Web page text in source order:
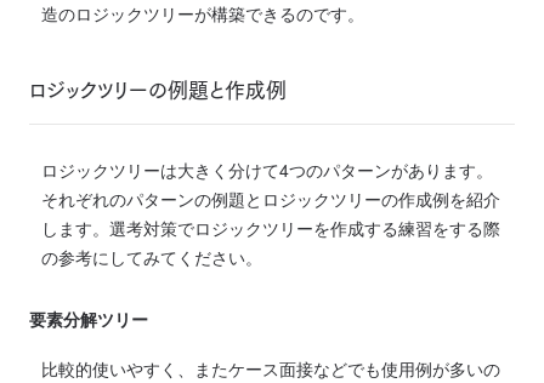
造のロジックツリーが構築できるのです。
ロジックツリーの例題と作成例
ロジックツリーは大きく分けて4つのパターンがあります。
それぞれのパターンの例題とロジックツリーの作成例を紹介
します。選考対策でロジックツリーを作成する練習をする際
の参考にしてみてください。
要素分解ツリー
比較的使いやすく、またケース面接などでも使用例が多いの